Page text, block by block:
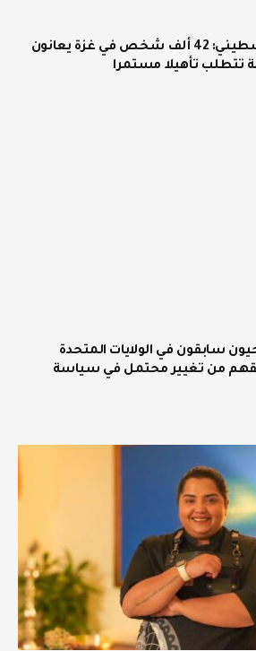
الإحصاء الفلسطيني: 42 ألف شخص في غزة يعانون
تتطلب تأهيلا مستمرا
سابقون في الولايات المتحدة
من تغيير محتمل في سياسة